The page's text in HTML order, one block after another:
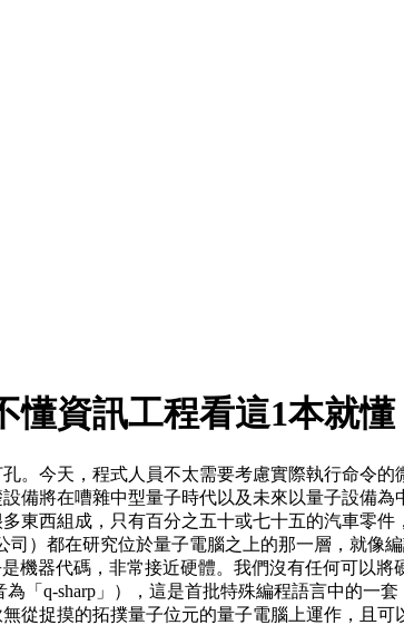
懂資訊工程看這1本就懂
。今天，程式人員不太需要考慮實際執行命令
備將在嘈雜中型量子時代以及未來以量子設備
東西組成，只有百分之五十或七十五的汽車零件
）都在研究位於量子電腦之上的那一層，就像
機器代碼，非常接近硬體。我們沒有任何可以將
「q-sharp」），這是首批特殊編程語言中的一
從捉摸的拓撲量子位元的量子電腦上運作，且